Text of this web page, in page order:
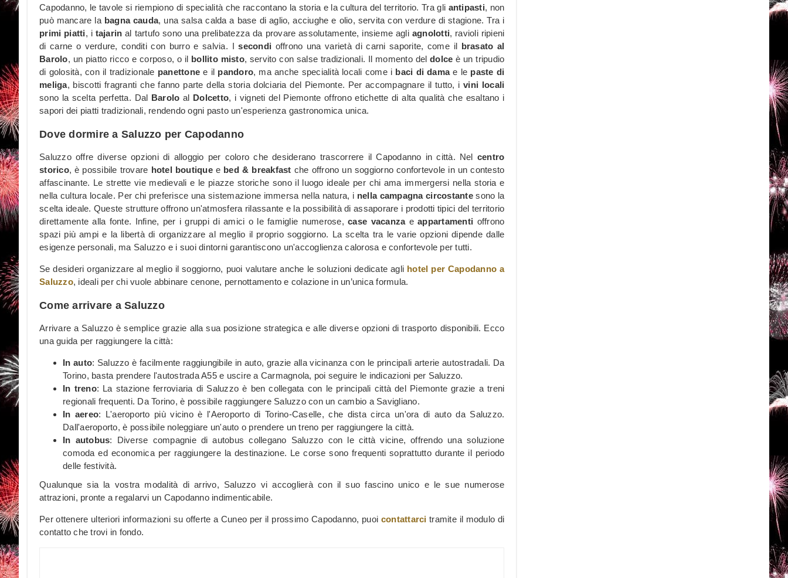
Capodanno, le tavole si riempiono di specialità che raccontano la storia e la cultura del territorio. Tra gli antipasti, non
può mancare la bagna cauda, una salsa calda a base di aglio, acciughe e olio, servita con verdure di stagione. Tra i
primi piatti, i tajarin al tartufo sono una prelibatezza da provare assolutamente, insieme agli agnolotti, ravioli ripieni
di carne o verdure, conditi con burro e salvia. Isecondi offrono una varietà di carni saporite, come il brasato al
Barolo, un piatto ricco e corposo, o il bollito misto, servito con salse tradizionali. Il momento deldolce è un tripudio
di golosità, con il tradizionale panettone e il pandoro, ma anche specialità locali come i baci di damae le paste di
meliga, biscotti fragranti che fanno parte della storia dolciaria del Piemonte. Per accompagnare il tutto, ivini locali
sono la scelta perfetta. Dal Barolo al Dolcetto, i vigneti del Piemonte offrono etichette di alta qualità che esaltano i
sapori dei piatti tradizionali, rendendo ogni pasto un'esperienza gastronomica unica.
Dove dormire a Saluzzo per Capodanno
Saluzzo offre diverse opzioni di alloggio per coloro che desiderano trascorrere il Capodanno in città. Nel centro
storico, è possibile trovare hotel boutiquee bed & breakfast che offrono un soggiorno confortevole in un contesto
affascinante. Le strette vie medievali e le piazze storiche sono il luogo ideale per chi ama immergersi nella storia e
nella cultura locale. Per chi preferisce una sistemazione immersa nella natura, i nella campagna circostantesono la
scelta ideale. Queste strutture offrono un'atmosfera rilassante e la possibilità di assaporare i prodotti tipici del territorio
direttamente alla fonte. Infine, per i gruppi di amici o le famiglie numerose,case vacanzaeappartamenti offrono
spazi più ampi e la libertà di organizzare al meglio il proprio soggiorno. La scelta tra le varie opzioni dipende dalle
esigenze personali, ma Saluzzo e i suoi dintorni garantiscono un'accoglienza calorosa e confortevole per tutti.
Se desideri organizzare al meglio il soggiorno, puoi valutare anche le soluzioni dedicate agli hotel per Capodanno a
Saluzzo, ideali per chi vuole abbinare cenone, pernottamento e colazione in un’unica formula.
Come arrivare a Saluzzo
Arrivare a Saluzzo è semplice grazie alla sua posizione strategica e alle diverse opzioni di trasporto disponibili. Ecco
una guida per raggiungere la città:
In auto: Saluzzo è facilmente raggiungibile in auto, grazie alla vicinanza con le principali arterie autostradali. Da
Torino, basta prendere l'autostrada A55 e uscire a Carmagnola, poi seguire le indicazioni per Saluzzo.
In treno: La stazione ferroviaria di Saluzzo è ben collegata con le principali città del Piemonte grazie a treni
regionali frequenti. Da Torino, è possibile raggiungere Saluzzo con un cambio a Savigliano.
In aereo: L'aeroporto più vicino è l'Aeroporto di Torino-Caselle, che dista circa un'ora di auto da Saluzzo.
Dall'aeroporto, è possibile noleggiare un'auto o prendere un treno per raggiungere la città.
In autobus: Diverse compagnie di autobus collegano Saluzzo con le città vicine, offrendo una soluzione
comoda ed economica per raggiungere la destinazione. Le corse sono frequenti soprattutto durante il periodo
delle festività.
Qualunque sia la vostra modalità di arrivo, Saluzzo vi accoglierà con il suo fascino unico e le sue numerose
attrazioni, pronte a regalarvi un Capodanno indimenticabile.
Per ottenere ulteriori informazioni su offerte a Cuneo per il prossimo Capodanno, puoi contattarci tramite il modulo di
contatto che trovi in fondo.